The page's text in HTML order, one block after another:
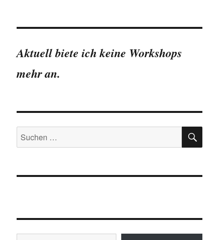
parallelisieren
Aktuell biete ich keine Workshops
mehr an.
Suchen
nach:
Gib deine E-Mail-Adresse ein ...